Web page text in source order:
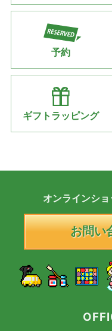
予約
ギフトラッピング
オンラインショ
お問い